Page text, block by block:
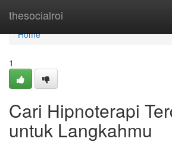
thesocialroi
Home
Home
1
Cari Hipnoterapi
untuk Langkahmu